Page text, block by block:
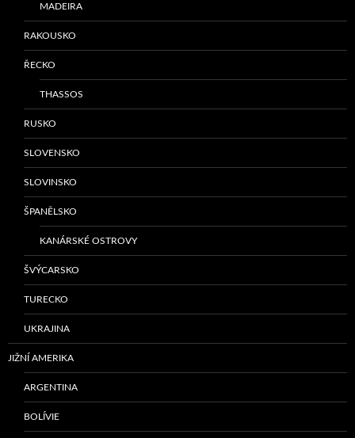
MADEIRA
RAKOUSKO
ŘECKO
THASSOS
RUSKO
SLOVENSKO
SLOVINSKO
ŠPANĚLSKO
KANÁRSKÉ OSTROVY
ŠVÝCARSKO
TURECKO
UKRAJINA
JIŽNÍ AMERIKA
ARGENTINA
BOLÍVIE